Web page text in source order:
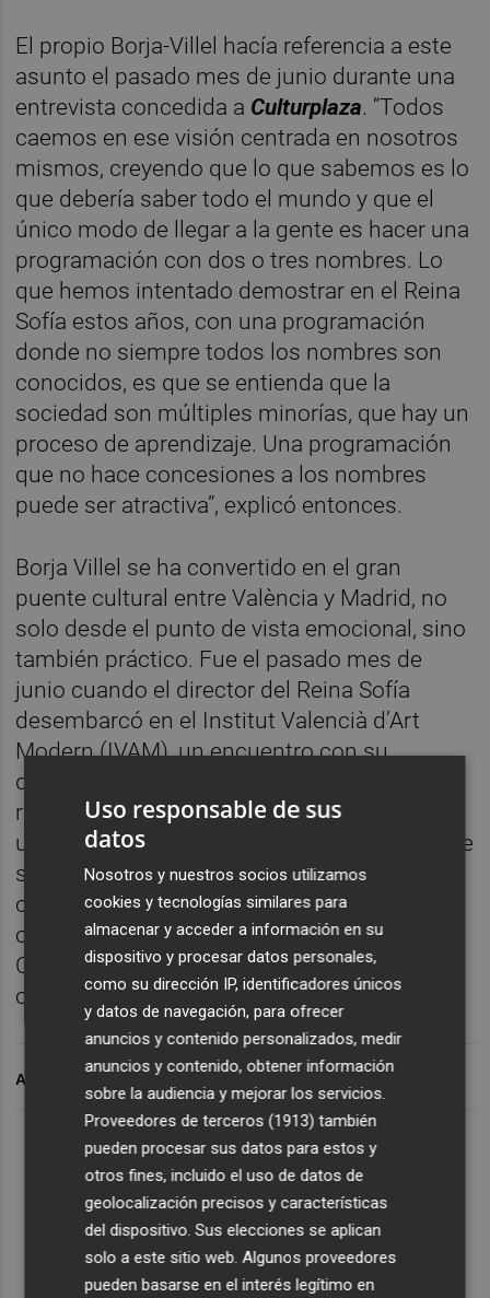
El propio Borja-Villel hacía referencia a este
asunto el pasado mes de junio durante una
entrevista concedida a Culturplaza. “Todos
caemos en ese visión centrada en nosotros
mismos, creyendo que lo que sabemos es lo
que debería saber todo el mundo y que el
único modo de llegar a la gente es hacer una
programación con dos o tres nombres. Lo
que hemos intentado demostrar en el Reina
Sofía estos años, con una programación
donde no siempre todos los nombres son
conocidos, es que se entienda que la
sociedad son múltiples minorías, que hay un
proceso de aprendizaje. Una programación
que no hace concesiones a los nombres
puede ser atractiva”, explicó entonces.
Borja Villel se ha convertido en el gran
puente cultural entre València y Madrid, no
solo desde el punto de vista emocional, sino
también práctico. Fue el pasado mes de
junio cuando el director del Reina Sofía
desembarcó en el Institut Valencià d’Art
Modern (IVAM), un encuentro con su
director, José Miguel G. Cortés, que no solo
resultó en una visita sino del que se derivó
un convenio de colaboración a través del que
se facilitan los intercambios entre ambos
centros. De igual forma ha estado implicado
con otros centros, como el Centre del
Carme, donde ofreció este año una
conferencia sobre Daniel G. Andújar.
ARCHIVADO EN
Uso responsable de sus
datos
Nosotros y nuestros socios utilizamos
cookies y tecnologías similares para
almacenar y acceder a información en su
dispositivo y procesar datos personales,
como su dirección IP, identificadores únicos
y datos de navegación, para ofrecer
anuncios y contenido personalizados, medir
anuncios y contenido, obtener información
sobre la audiencia y mejorar los servicios.
Proveedores de terceros (1913) también
pueden procesar sus datos para estos y
otros fines, incluido el uso de datos de
geolocalización precisos y características
del dispositivo. Sus elecciones se aplican
solo a este sitio web. Algunos proveedores
pueden basarse en el interés legítimo en